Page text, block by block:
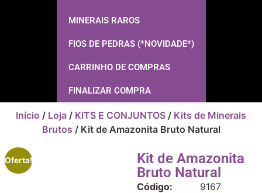
MINERAIS RAROS
FIOS DE PEDRAS (*NOVIDADE*)
CARRINHO DE COMPRAS
FINALIZAR COMPRA
Início / Loja / KITS E CONJUNTOS / Kits de Minerais
Brutos / Kit de Amazonita Bruto Natural
Oferta!
Kit de Amazonita
Bruto Natural
Código:
9167